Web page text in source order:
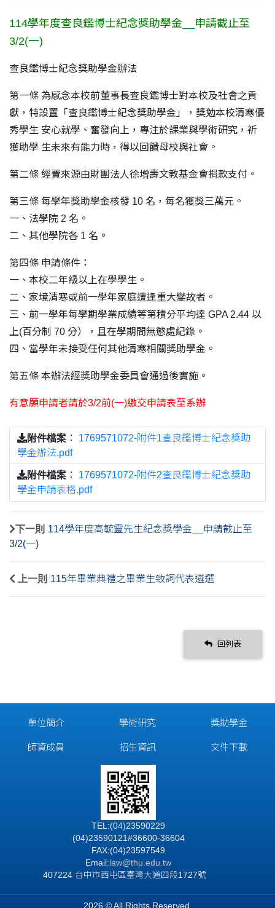
114學年度查良鑑博士紀念獎助學金__申請截止至
3/2(一)
查良鑑博士紀念獎助學金辦法
第一條 為感念本校前董事長查良鑑博士對本校及社會之貢
獻，特設置「查良鑑博士紀念獎助學金」，獎勉本校清寒優
秀學生 安心就學、奮發向上，專注於課業與學術研究，祈
獲助學 生未來有能力時，得以回饋母校與社會。
第二條 經費來源由財團法人徐增壽文教基金會捐款支付。
第三條 每學年獎助學金核發 10 名，每名獲獎三萬元。
一、法學院 2 名。
二、其他學院各 1 名。
第四條 申請條件：
一、本校二年級以上在學學生。
二、家境清寒或前一學年家庭遭逢重大變故者。
三、前一學年每學期學業成績等第積分平均達 GPA 2.44 以
上(百分制 70 分），且在學期間無懲處紀錄。
四、當學年未接受任何其他清寒相關獎助學金。
第五條 本辦法經獎助學金委員會通過後實施。
有意願申請者請於3/2前(一)繳交申請表至系辦
附件檔案 ： 1769571072-附件1查良鑑博士紀念獎助
學金辦法.pdf
附件檔案 ： 1769571072-附件2查良鑑博士紀念獎助
學金申請表格.pdf
下一則 114學年度高毓靈先生紀念獎學金__申請截止至
3/2(一)
上一則 115年畢業典禮之畢業生致詞代表遴選
回列表
單位簡介
師資成員
學術研究
招生資訊
獎助學金
文件下載
TEL:(04)23590229
(04)23590121#36600-36604
FAX:(04)23597549
Email: law@thu.edu.tw
407224 台中市西屯區臺灣大道四段1727號
2026 © All Rights Reserved.